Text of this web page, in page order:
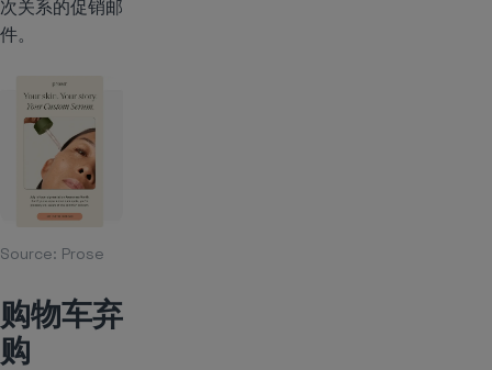
次关系的促销邮
件。
Source: Prose
购物车弃
购